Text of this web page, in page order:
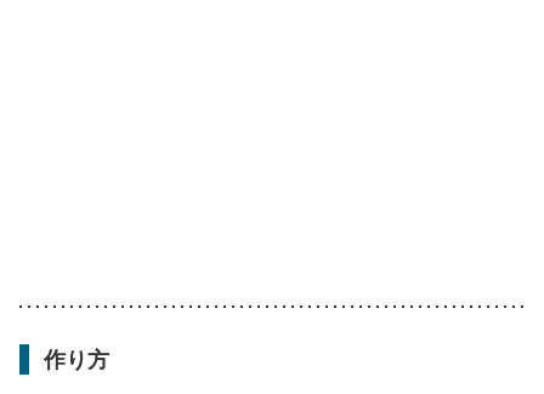
作り方